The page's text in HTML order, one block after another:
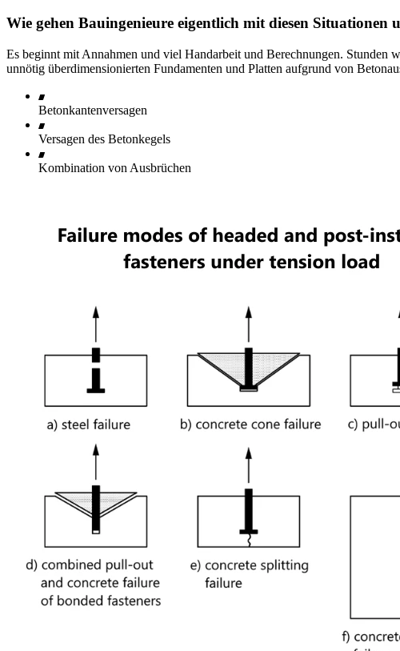
Wie gehen Bauingenieure eigentlich mit diesen Situationen
Es beginnt mit Annahmen und viel Handarbeit und Berechnungen. Stunden
unnötig überdimensionierten Fundamenten und Platten aufgrund von
Betonkantenversagen
Versagen des Betonkegels
Kombination von Ausbrüchen